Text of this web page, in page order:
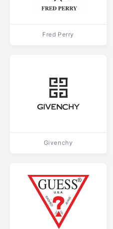
Fred Perry
Givenchy